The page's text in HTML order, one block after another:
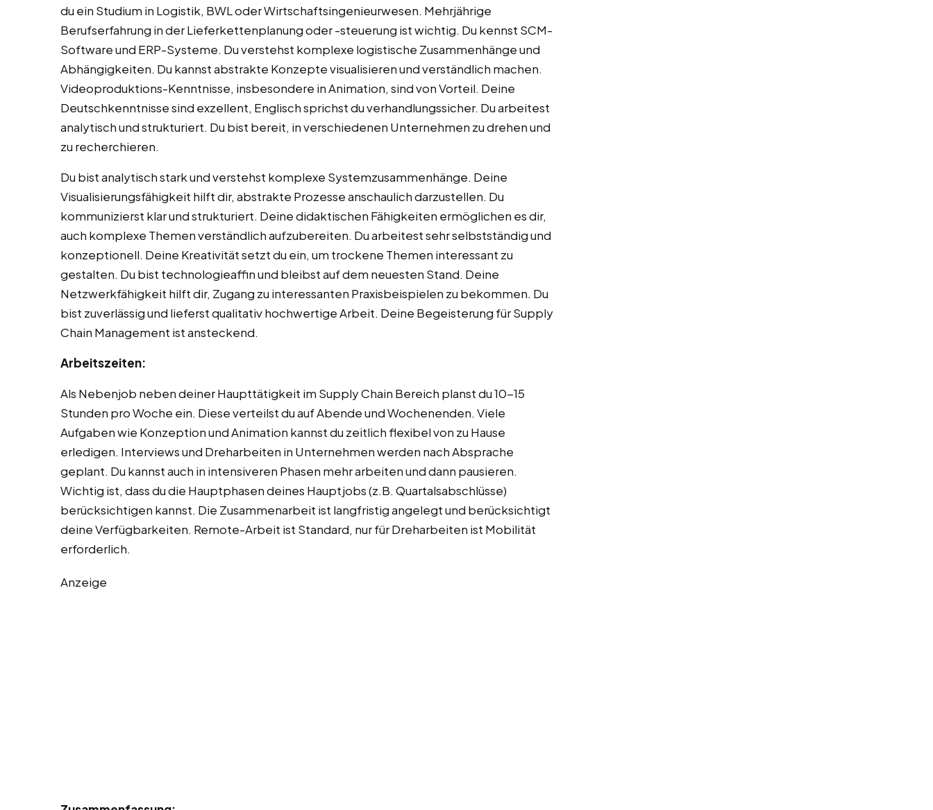
du ein Studium in Logistik, BWL oder Wirtschaftsingenieurwesen. Mehrjährige
Berufserfahrung in der Lieferkettenplanung oder -steuerung ist wichtig. Du kennst SCM-
Software und ERP-Systeme. Du verstehst komplexe logistische Zusammenhänge und
Abhängigkeiten. Du kannst abstrakte Konzepte visualisieren und verständlich machen.
Videoproduktions-Kenntnisse, insbesondere in Animation, sind von Vorteil. Deine
Deutschkenntnisse sind exzellent, Englisch sprichst du verhandlungssicher. Du arbeitest
analytisch und strukturiert. Du bist bereit, in verschiedenen Unternehmen zu drehen und
zu recherchieren.
Du bist analytisch stark und verstehst komplexe Systemzusammenhänge. Deine
Visualisierungsfähigkeit hilft dir, abstrakte Prozesse anschaulich darzustellen. Du
kommunizierst klar und strukturiert. Deine didaktischen Fähigkeiten ermöglichen es dir,
auch komplexe Themen verständlich aufzubereiten. Du arbeitest sehr selbstständig und
konzeptionell. Deine Kreativität setzt du ein, um trockene Themen interessant zu
gestalten. Du bist technologieaffin und bleibst auf dem neuesten Stand. Deine
Netzwerkfähigkeit hilft dir, Zugang zu interessanten Praxisbeispielen zu bekommen. Du
bist zuverlässig und lieferst qualitativ hochwertige Arbeit. Deine Begeisterung für Supply
Chain Management ist ansteckend.
Arbeitszeiten:
Als Nebenjob neben deiner Haupttätigkeit im Supply Chain Bereich planst du 10-15
Stunden pro Woche ein. Diese verteilst du auf Abende und Wochenenden. Viele
Aufgaben wie Konzeption und Animation kannst du zeitlich flexibel von zu Hause
erledigen. Interviews und Dreharbeiten in Unternehmen werden nach Absprache
geplant. Du kannst auch in intensiveren Phasen mehr arbeiten und dann pausieren.
Wichtig ist, dass du die Hauptphasen deines Hauptjobs (z.B. Quartalsabschlüsse)
berücksichtigen kannst. Die Zusammenarbeit ist langfristig angelegt und berücksichtigt
deine Verfügbarkeiten. Remote-Arbeit ist Standard, nur für Dreharbeiten ist Mobilität
erforderlich.
Anzeige